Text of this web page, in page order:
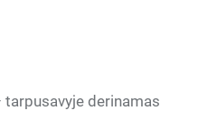
derinamas